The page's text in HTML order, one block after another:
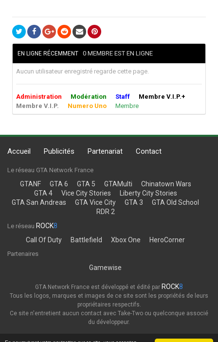
EN LIGNE RÉCEMMENT 0 MEMBRE EST EN LIGNE
Aucun utilisateur enregistré regarde cette page.
Administration Modération Staff
Membre V.I.P.+
Membre V.I.P.
Numero Uno Membre
Accueil Publicités Partenariat Contact
Le réseau GTA Network France
GTANF GTA 6 GTA 5 GTAMulti
Chinatown Wars
GTA 4
Vice City Stories
Liberty City Stories
GTA San Andreas
GTA Vice City GTA 3
GTA Old School
RDR 2
Le réseau ROCK8
Call Of Duty
Battlefield Xbox One HeroCorner
Partenaires
Gamewise
GTA Network France est développé et édité par ROCK8
Tous les logos, marques et images de ce site sont les propriétés de leurs
propriétaires respectifs.
Ce site n'entretient aucun contact avec Take-Two ou quelconque associé
du développeur.
Thème Politique de confidentialité